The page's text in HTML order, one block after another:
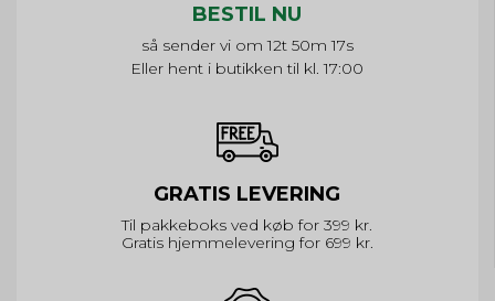
BESTIL NU
så sender vi om12t 50m 17s
Eller hent i butikken til kl. 17:00
GRATIS LEVERING
Til pakkeboks ved køb for 399 kr.
Gratis hjemmelevering for 699 kr.